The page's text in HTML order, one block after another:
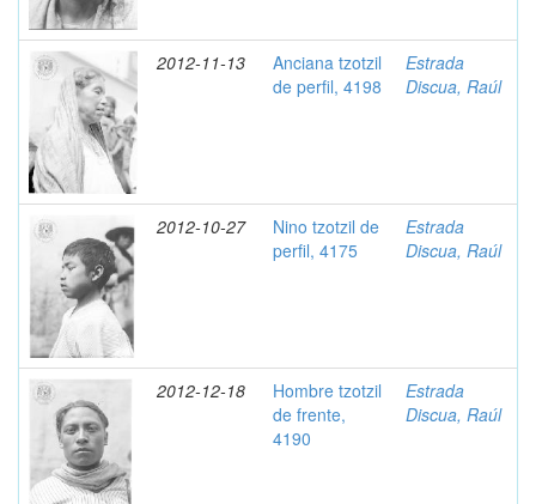
2012-11-13
Anciana tzotzil
de perfil, 4198
Estrada
Discua, Raúl
2012-10-27
Nino tzotzil de
perfil, 4175
Estrada
Discua, Raúl
2012-12-18
Hombre tzotzil
de frente,
4190
Estrada
Discua, Raúl